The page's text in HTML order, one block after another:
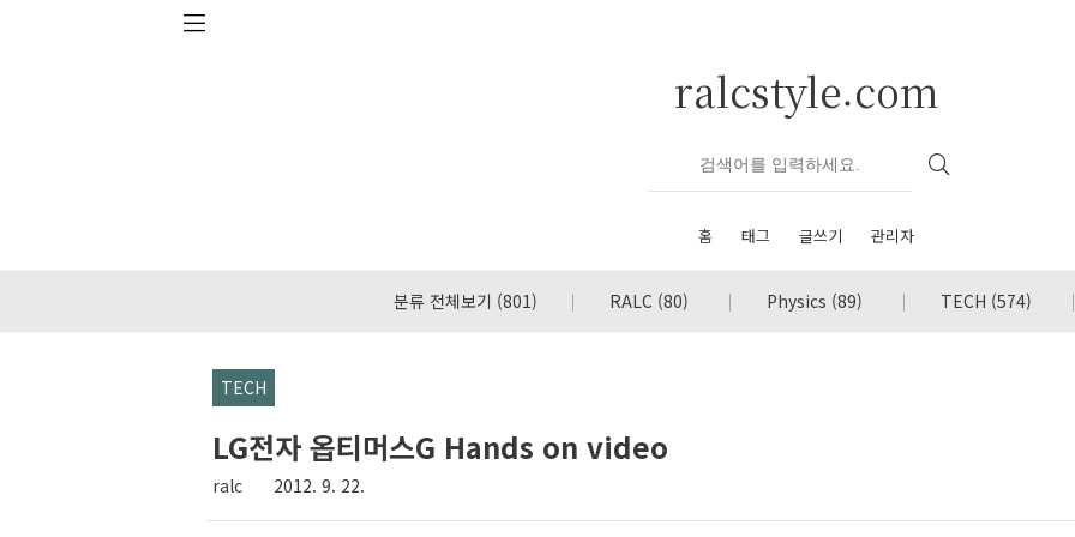
ralcstyle.com
홈 태그 글쓰기 관리자
분류 전체보기 (801) RALC (80) Physics (89) TECH (574)
TECH
LG전자 옵티머스G Hands on video
ralc 2012. 9. 22.